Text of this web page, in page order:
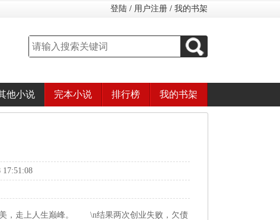
登陆 / 用户注册 / 我的书架
他小说 完本小说 排行榜 我的书架
17:51:08
美，走上人生巅峰。 \n结果两次创业失败，欠债